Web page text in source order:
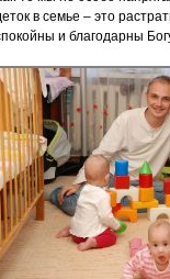
в семье – это
и благодарны